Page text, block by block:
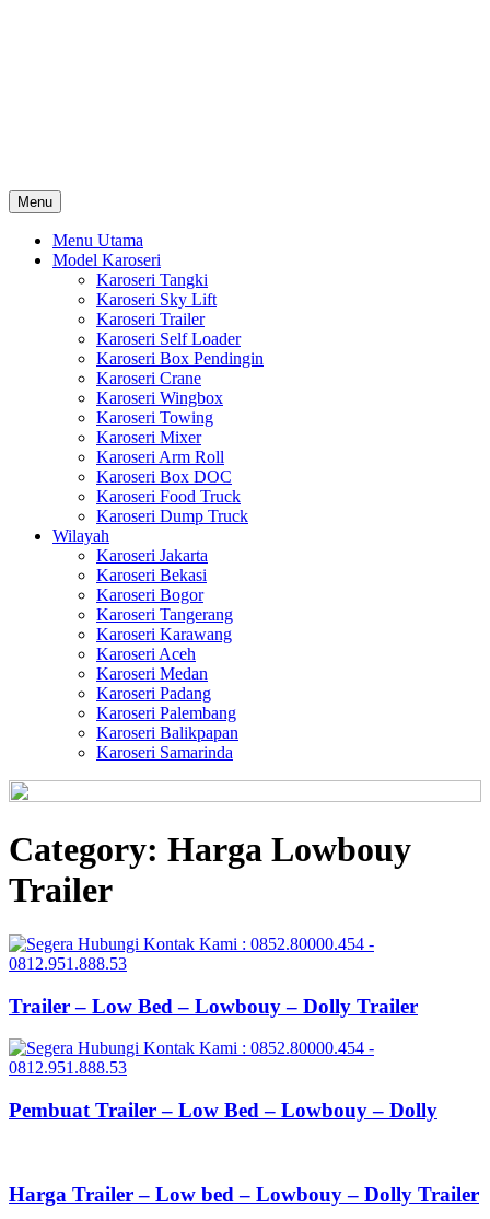
Menu
Menu Utama
Model Karoseri
Karoseri Tangki
Karoseri Sky Lift
Karoseri Trailer
Karoseri Self Loader
Karoseri Box Pendingin
Karoseri Crane
Karoseri Wingbox
Karoseri Towing
Karoseri Mixer
Karoseri Arm Roll
Karoseri Box DOC
Karoseri Food Truck
Karoseri Dump Truck
Wilayah
Karoseri Jakarta
Karoseri Bekasi
Karoseri Bogor
Karoseri Tangerang
Karoseri Karawang
Karoseri Aceh
Karoseri Medan
Karoseri Padang
Karoseri Palembang
Karoseri Balikpapan
Karoseri Samarinda
Category: Harga Lowbouy
Trailer
Trailer – Low Bed – Lowbouy – Dolly Trailer
Pembuat Trailer – Low Bed – Lowbouy – Dolly
Harga Trailer – Low bed – Lowbouy – Dolly Trailer